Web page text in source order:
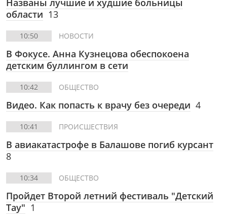
Названы лучшие и худшие больницы
области 13
10:50 НОВОСТИ
В Фокусе. Анна Кузнецова обеспокоена
детским буллингом в сети
10:42 ОБЩЕСТВО
Видео. Как попасть к врачу без очереди 4
10:41 ПРОИСШЕСТВИЯ
В авиакатастрофе в Балашове погиб курсант
8
10:34 ОБЩЕСТВО
Пройдет Второй летний фестиваль "Детский
Тау" 1